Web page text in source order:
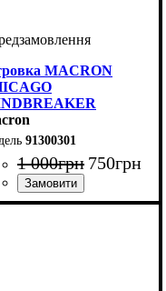
MACRON
91300301
1 000грн 750грн
: Дитяче, Унісекс
: Macron
: Синій